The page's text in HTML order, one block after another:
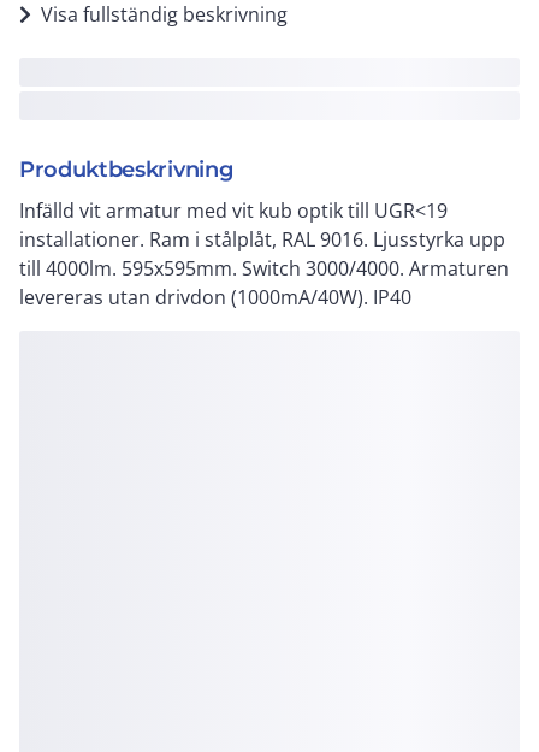
Visa fullständig beskrivning
Produktbeskrivning
Infälld vit armatur med vit kub optik till UGR<19
installationer. Ram i stålplåt, RAL 9016. Ljusstyrka upp
till 4000lm. 595x595mm. Switch 3000/4000. Armaturen
levereras utan drivdon (1000mA/40W). IP40